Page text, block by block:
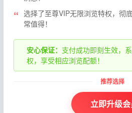
选择了至尊VIP无限浏览特权，彻
常值得！
安心保证： 支付成功即刻生效，
权，享受相应浏览配额！
立即升级